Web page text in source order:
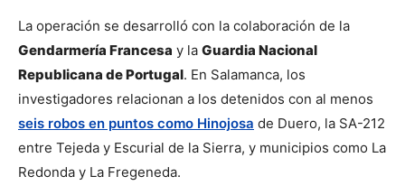
Gendarmería Francesa y la Guardia Nacional
Republicana de Portugal. En Salamanca, los
seis robos en puntos como Hinojosa de Duero, la SA-212
entre Tejeda y Escurial de la Sierra, y municipios como La
Redonda y La Fregeneda.